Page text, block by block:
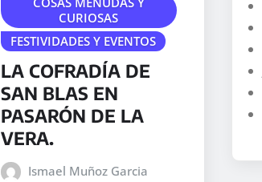
CURIOSAS
FESTIVIDADES Y EVENTOS
LA COFRADÍA DE
SAN BLAS EN
PASARÓN DE LA
VERA.
Ismael Muñoz Garcia